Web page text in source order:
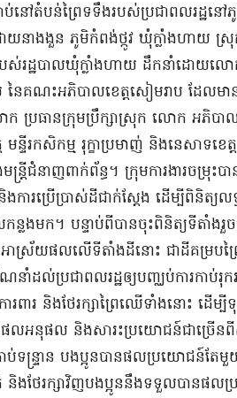
ប់នៅតំបន់ព្រៃទទឹងរបស់ប្រជាពលរដ្ឋន
នាងងួន​ ភូមិកំពង់ថ្កូវ​ ឃុំក្លាំងហាយ​ ស្រុ
បស់រដ្ឋបាលឃុំក្លាំងហាយ​ ដឹកនាំដោយ
ៃគណះអភិបាលខេត្តសៀមរាប​ ដែលម
ប្រធានក្រុមប្រឹក្សាស្រុក​ លោក​ អភិបាល
ទីរកសិកម្ម​ រុក្ខាប្រមាញ់​ និងនេសាទខ
រ្តីជំនាញពាក់ព័ន្ធ។ ក្រុមការងារ​ចម្រុះ
រប្រេីប្រាស់ដីជាក់ស្តែង​ ដេីម្បីពិនិត្យល
ន្លងមក។ បន្ទាប់ពីបានចុះពិនិត្យទីតាំងរួ
អាស្រ័យផលលេីទីតាំងដីនោះ ជាដីគម្រ
រណែនាំដល់ប្រជាពលរដ្ឋឲ្យបញ្ឈប់ការកា
ពារ​ និងថែរក្សាព្រៃឈេី​ទាំងនោះ ដេី
ផលអនុផល​ និងសារះប្រយោជន៍ជាច្រេី
ាប់ទន្ទ្រាន​ បងប្អូនបានផលប្រយោជន៍
និងថែរក្សាវិញបងប្អូននឹងទទួលបានផ